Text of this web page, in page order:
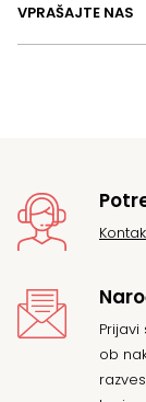
VPRAŠAJTE NAS
ob